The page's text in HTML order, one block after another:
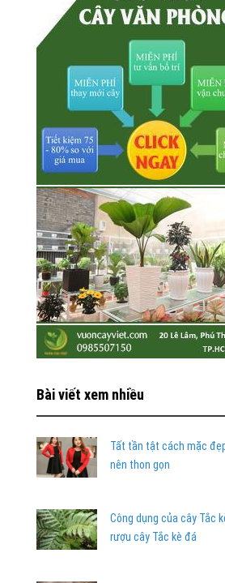
Bài viết xem nhiều
Tất tần tật cách mặc
nên thon gọn
Công dụng của cây Tắc
rượu cây Tắc kè đá